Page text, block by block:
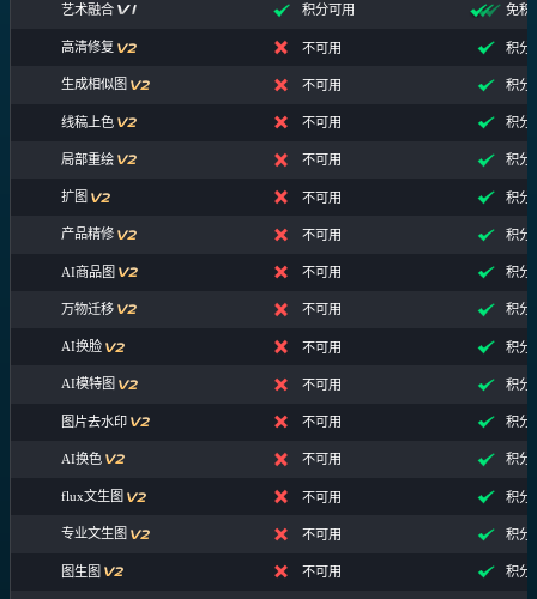
艺术融合 积分可用 免积
高清修复 不可用 积分
生成相似图 不可用 积分
线稿上色 不可用 积分
局部重绘 不可用 积分
扩图 不可用 积分
产品精修 不可用 积分
AI商品图 不可用 积分
万物迁移 不可用 积分
AI换脸 不可用 积分
AI模特图 不可用 积分
图片去水印 不可用 积分
AI换色 不可用 积分
flux文生图 不可用 积分
专业文生图 不可用 积分
图生图 不可用 积分